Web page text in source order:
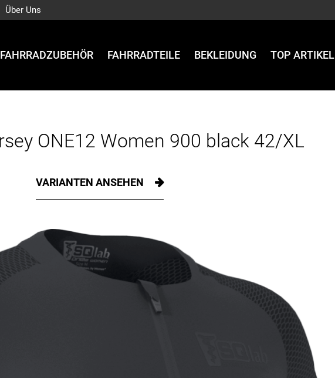
Über Uns
FAHRRADZUBEHÖR FAHRRADTEILE BEKLEIDUNG TOP ARTIKEL
ONE12 Women 900 black 42/XL
VARIANTEN ANSEHEN